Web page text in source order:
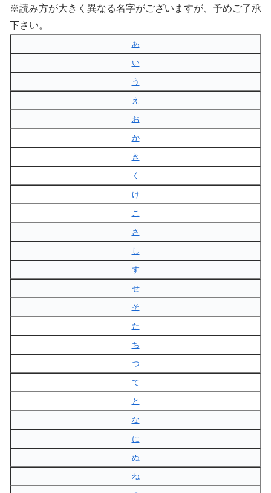
※読み方が大きく異なる名字がございますが、予めご了承
下さい。
あ
い
う
え
お
か
き
く
け
こ
さ
し
す
せ
そ
た
ち
つ
て
と
な
に
ぬ
ね